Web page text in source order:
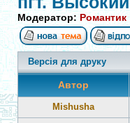
Модератор:Романтик
Версія для друку
Автор
Mishusha